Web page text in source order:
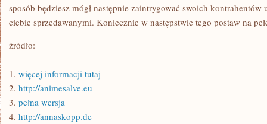
sposób będziesz mógł następnie zaintrygować swoich kontrahentów
ciebie sprzedawanymi. Koniecznie w następstwie tego postaw na
źródło:
———————————
1. więcej informacji tutaj
2. http://animesalve.eu
3. pełna wersja
4. http://annaskopp.de